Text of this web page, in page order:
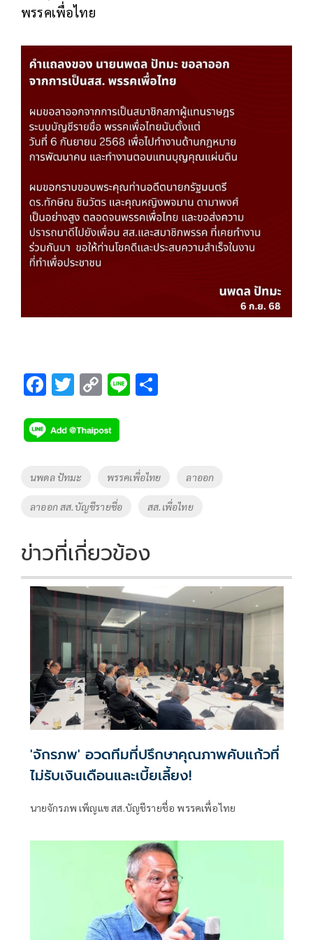
พรรคเพื่อไทย
F
e
b
o
k
T
tt
er
C
p
y
Li
n
k
Li
Tags
นพดล ปัทมะ พรรคเพื่อไทย ลาออก
ลาออก สส.บัญชีรายชื่อ สส.เพื่อไทย
ข่าวที่เกี่ยวข้อง
'จักรภพ' อวดทีมที่ปรึกษาคุณภาพคับแก้วที่
ไม่รับเงินเดือนและเบี้ยเลี้ยง!
นายจักรภพ เพ็ญแข สส.บัญชีรายชื่อ พรรคเพื่อไทย